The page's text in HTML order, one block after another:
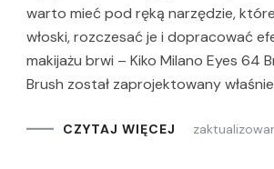
warto mieć pod ręką narzędzie,
włoski, rozczesać je i dopracować
makijażu brwi – Kiko Milano Eyes 64
Brush został zaprojektowany
CZYTAJ WIĘCEJ